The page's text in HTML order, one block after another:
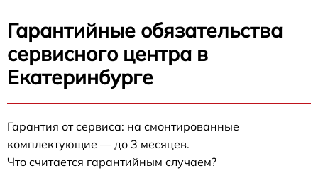
Гарантийные обязательства
сервисного центра в
Екатеринбурге
Гарантия от сервиса: на смонтированные
комплектующие — до 3 месяцев.
Что считается гарантийным случаем?